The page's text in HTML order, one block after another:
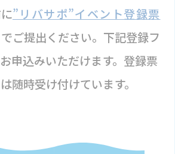
”リバサポ”イベント登録票
ご提出ください。下記登録フ
申込みいただけます。登録票
随時受け付けています。